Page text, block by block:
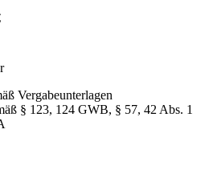
Vergabeunterlagen
§ 123, 124 GWB, § 57, 42 Abs. 1